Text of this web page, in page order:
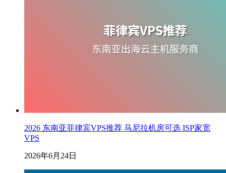
2026 东南亚菲律宾VPS推荐 马尼拉机房可选 ISP家宽
VPS
2026年6月24日